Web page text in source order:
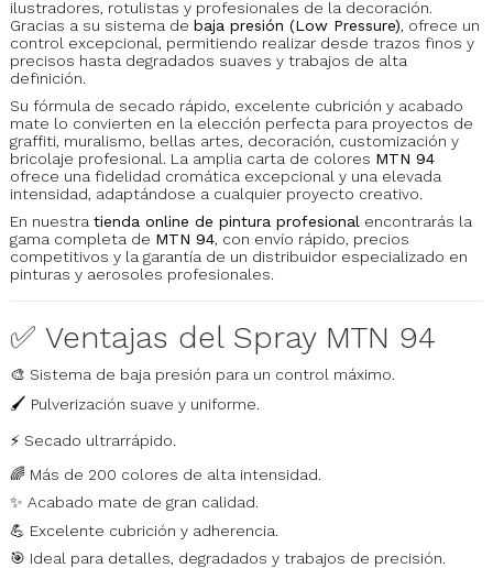
ilustradores, rotulistas y profesionales de la decoración.
Gracias a su sistema de baja presión (Low Pressure), ofrece un
control excepcional, permitiendo realizar desde trazos finos y
precisos hasta degradados suaves y trabajos de alta
definición.
Su fórmula de secado rápido, excelente cubrición y acabado
mate lo convierten en la elección perfecta para proyectos de
graffiti, muralismo, bellas artes, decoración, customización y
bricolaje profesional. La amplia carta de colores MTN 94
ofrece una fidelidad cromática excepcional y una elevada
intensidad, adaptándose a cualquier proyecto creativo.
En nuestra tienda online de pintura profesional encontrarás la
gama completa de MTN 94, con envío rápido, precios
competitivos y la garantía de un distribuidor especializado en
pinturas y aerosoles profesionales.
✅ Ventajas del Spray MTN 94
🎨 Sistema de baja presión para un control máximo.
🖌️ Pulverización suave y uniforme.
⚡ Secado ultrarrápido.
🌈 Más de 200 colores de alta intensidad.
✨ Acabado mate de gran calidad.
💪 Excelente cubrición y adherencia.
🎯 Ideal para detalles, degradados y trabajos de precisión.